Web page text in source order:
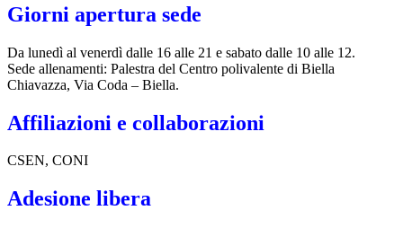
Giorni apertura sede
Da lunedì al venerdì dalle 16 alle 21 e sabato dalle 10 alle 12.
Sede allenamenti: Palestra del Centro polivalente di Biella
Chiavazza, Via Coda – Biella.
Affiliazioni e collaborazioni
CSEN, CONI
Adesione libera